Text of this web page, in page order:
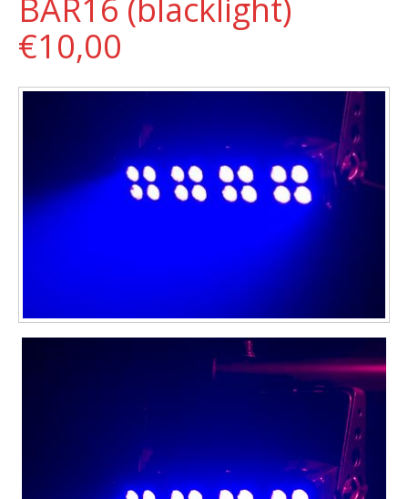
BAR16 (blacklight)
€10,00